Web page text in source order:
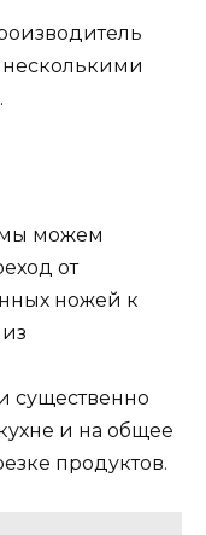
несколькими
мы можем
от
ножей к
существенно
и на общее
продуктов.